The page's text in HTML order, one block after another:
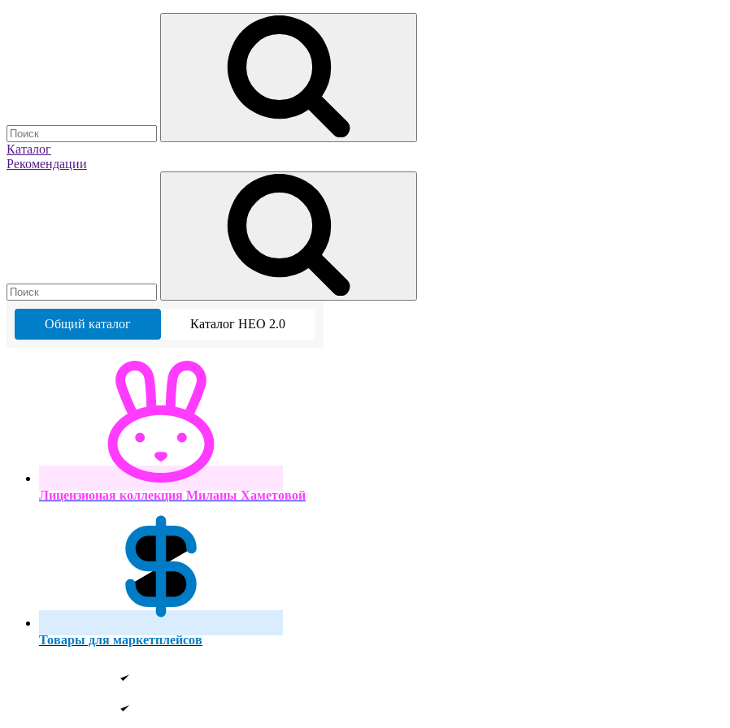
Каталог
Рекомендации
Общий каталог Каталог НЕО 2.0
Лицензионая коллекция Миланы Хаметовой
Товары для маркетплейсов